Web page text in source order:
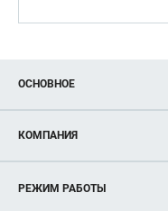
ОСНОВНОЕ
Новости
Магазины
Услуги
КОМПАНИЯ
Рекламодателям
РЕЖИМ РАБОТЫ